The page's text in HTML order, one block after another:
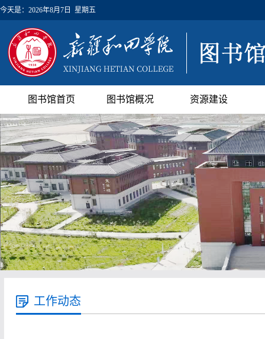
今天是： 2026年8月7日 星期五
图书馆首页 图书馆概况 资源建设
工作动态